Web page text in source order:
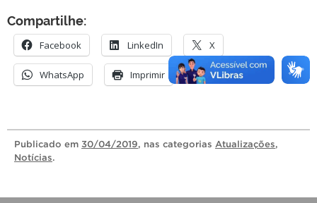
Compartilhe:
Facebook LinkedIn X
WhatsApp Imprimir
Publicado em 30/04/2019, nas categorias Atualizações,
Notícias.